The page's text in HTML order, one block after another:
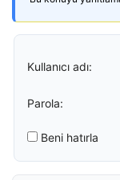
Kullanıcı adı:
Parola:
Beni hatırla